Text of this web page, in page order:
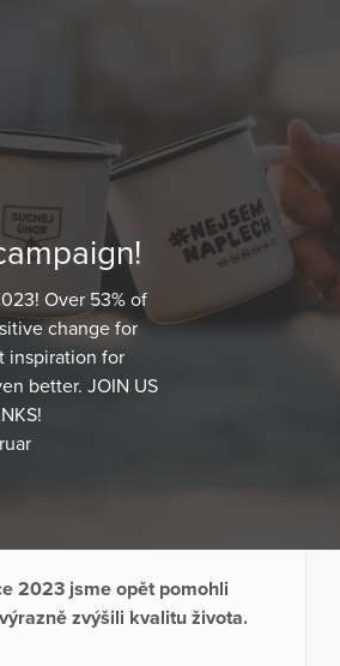
Over 53% of
change for
inspiration for
better. JOIN US
2023 jsme opět pomohli
zvýšili kvalitu života.